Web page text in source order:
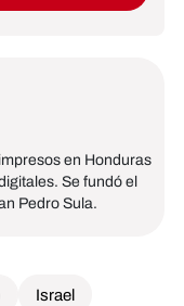
en Honduras
Se fundó el
Pedro Sula.
Israel